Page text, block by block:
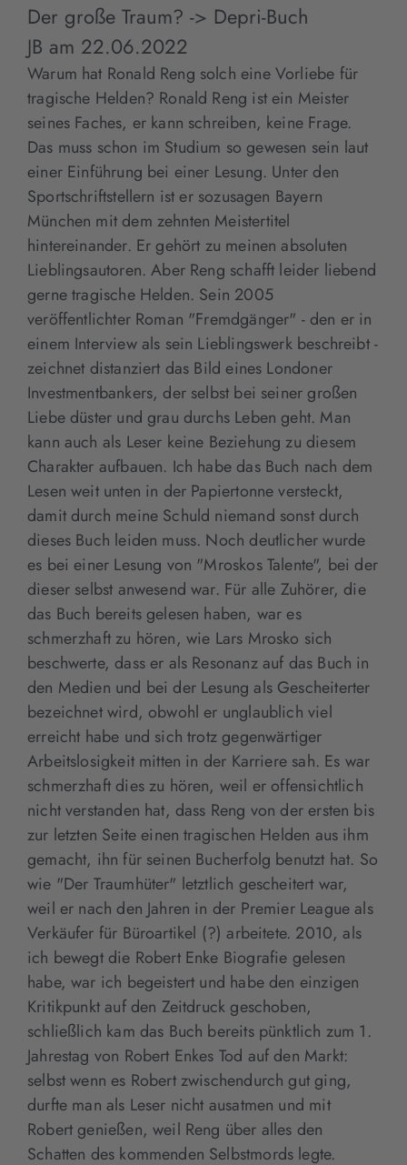
Der große Traum? -> Depri-Buch
JB am 22.06.2022
Warum hat Ronald Reng solch eine Vorliebe für
tragische Helden? Ronald Reng ist ein Meister
seines Faches, er kann schreiben, keine Frage.
Das muss schon im Studium so gewesen sein laut
einer Einführung bei einer Lesung. Unter den
Sportschriftstellern ist er sozusagen Bayern
München mit dem zehnten Meistertitel
hintereinander. Er gehört zu meinen absoluten
Lieblingsautoren. Aber Reng schafft leider liebend
gerne tragische Helden. Sein 2005
veröffentlichter Roman "Fremdgänger" - den er in
einem Interview als sein Lieblingswerk beschreibt -
zeichnet distanziert das Bild eines Londoner
Investmentbankers, der selbst bei seiner großen
Liebe düster und grau durchs Leben geht. Man
kann auch als Leser keine Beziehung zu diesem
Charakter aufbauen. Ich habe das Buch nach dem
Lesen weit unten in der Papiertonne versteckt,
damit durch meine Schuld niemand sonst durch
dieses Buch leiden muss. Noch deutlicher wurde
es bei einer Lesung von "Mroskos Talente", bei der
dieser selbst anwesend war. Für alle Zuhörer, die
das Buch bereits gelesen haben, war es
schmerzhaft zu hören, wie Lars Mrosko sich
beschwerte, dass er als Resonanz auf das Buch in
den Medien und bei der Lesung als Gescheiterter
bezeichnet wird, obwohl er unglaublich viel
erreicht habe und sich trotz gegenwärtiger
Arbeitslosigkeit mitten in der Karriere sah. Es war
schmerzhaft dies zu hören, weil er offensichtlich
nicht verstanden hat, dass Reng von der ersten bis
zur letzten Seite einen tragischen Helden aus ihm
gemacht, ihn für seinen Bucherfolg benutzt hat. So
wie "Der Traumhüter" letztlich gescheitert war,
weil er nach den Jahren in der Premier League als
Verkäufer für Büroartikel (?) arbeitete. 2010, als
ich bewegt die Robert Enke Biografie gelesen
habe, war ich begeistert und habe den einzigen
Kritikpunkt auf den Zeitdruck geschoben,
schließlich kam das Buch bereits pünktlich zum 1.
Jahrestag von Robert Enkes Tod auf den Markt:
selbst wenn es Robert zwischendurch gut ging,
durfte man als Leser nicht ausatmen und mit
Robert genießen, weil Reng über alles den
Schatten des kommenden Selbstmords legte.